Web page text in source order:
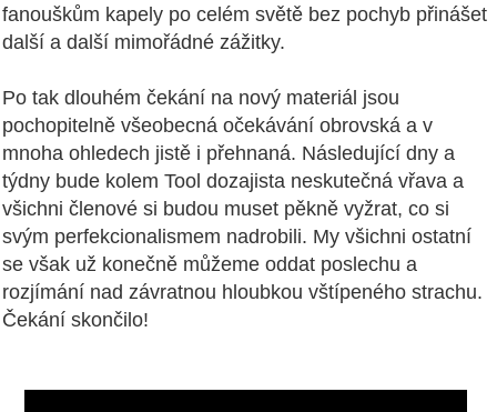
fanouškům kapely po celém světě bez pochyb přinášet
další a další mimořádné zážitky.
Po tak dlouhém čekání na nový materiál jsou
pochopitelně všeobecná očekávání obrovská a v
mnoha ohledech jistě i přehnaná. Následující dny a
týdny bude kolem Tool dozajista neskutečná vřava a
všichni členové si budou muset pěkně vyžrat, co si
svým perfekcionalismem nadrobili. My všichni ostatní
se však už konečně můžeme oddat poslechu a
rozjímání nad závratnou hloubkou vštípeného strachu.
Čekání skončilo!